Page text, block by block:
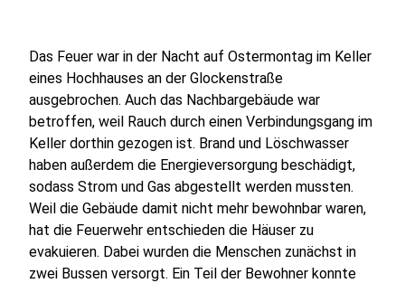
Das Feuer war in der Nacht auf Ostermontag im Keller
eines Hochhauses an der Glockenstraße
ausgebrochen. Auch das Nachbargebäude war
betroffen, weil Rauch durch einen Verbindungsgang im
Keller dorthin gezogen ist. Brand und Löschwasser
haben außerdem die Energieversorgung beschädigt,
sodass Strom und Gas abgestellt werden mussten.
Weil die Gebäude damit nicht mehr bewohnbar waren,
hat die Feuerwehr entschieden die Häuser zu
evakuieren. Dabei wurden die Menschen zunächst in
zwei Bussen versorgt. Ein Teil der Bewohner konnte